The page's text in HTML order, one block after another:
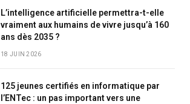
L’intelligence artificielle permettra-t-elle
vraiment aux humains de vivre jusqu’à 160
ans dès 2035 ?
18 JUIN 2026
125 jeunes certifiés en informatique par
l’ENTec : un pas important vers une